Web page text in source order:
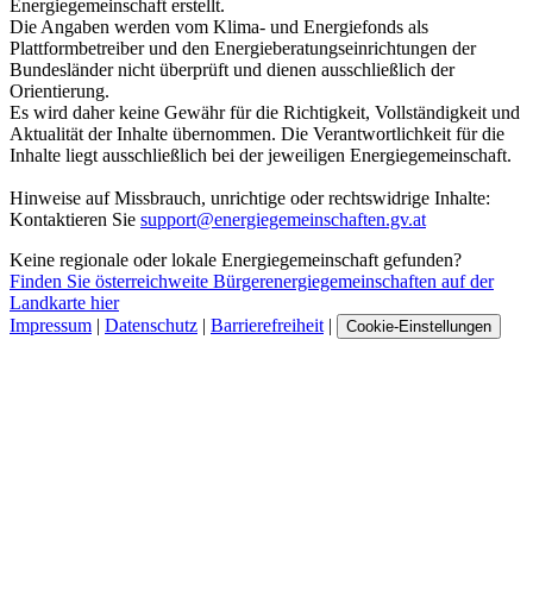
Energiegemeinschaft erstellt.
Die Angaben werden vom Klima- und Energiefonds als
Plattformbetreiber und den Energieberatungseinrichtungen der
Bundesländer nicht überprüft und dienen ausschließlich der
Orientierung.
Es wird daher keine Gewähr für die Richtigkeit, Vollständigkeit und
Aktualität der Inhalte übernommen. Die Verantwortlichkeit für die
Inhalte liegt ausschließlich bei der jeweiligen Energiegemeinschaft.
Hinweise auf Missbrauch, unrichtige oder rechtswidrige Inhalte:
Kontaktieren Sie support@energiegemeinschaften.gv.at
Keine regionale oder lokale Energiegemeinschaft gefunden?
Finden Sie österreichweite Bürgerenergiegemeinschaften auf der
Landkarte hier
Impressum | Datenschutz | Barrierefreiheit | Cookie-Einstellungen